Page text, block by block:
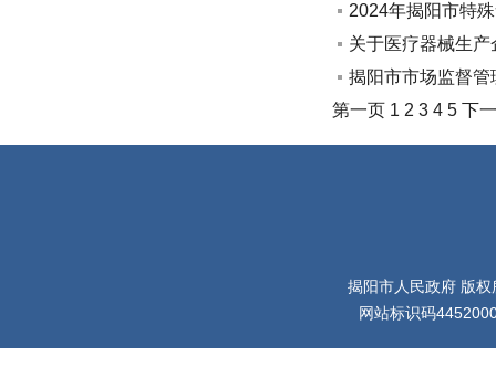
2024年揭阳市特
关于医疗器械生
揭阳市市场监督
第一页 1 2 3 4 5 下
揭阳市人民政府 版
网站标识码